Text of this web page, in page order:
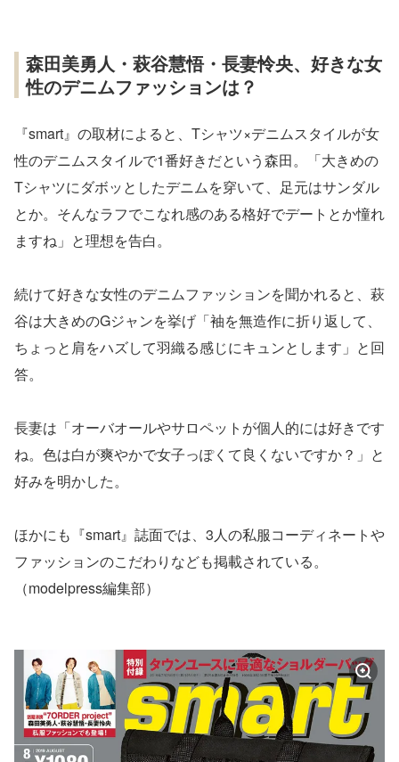
森田美勇人・萩谷慧悟・長妻怜央、好きな女
性のデニムファッションは？
『smart』の取材によると、Tシャツ×デニムスタイルが女
性のデニムスタイルで1番好きだという森田。「大きめの
Tシャツにダボッとしたデニムを穿いて、足元はサンダル
とか。そんなラフでこなれ感のある格好でデートとか憧れ
ますね」と理想を告白。
続けて好きな女性のデニムファッションを聞かれると、萩
谷は大きめのGジャンを挙げ「袖を無造作に折り返して、
ちょっと肩をハズして羽織る感じにキュンとします」と回
答。
長妻は「オーバオールやサロペットが個人的には好きです
ね。色は白が爽やかで女子っぽくて良くないですか？」と
好みを明かした。
ほかにも『smart』誌面では、3人の私服コーディネートや
ファッションのこだわりなども掲載されている。
（modelpress編集部）